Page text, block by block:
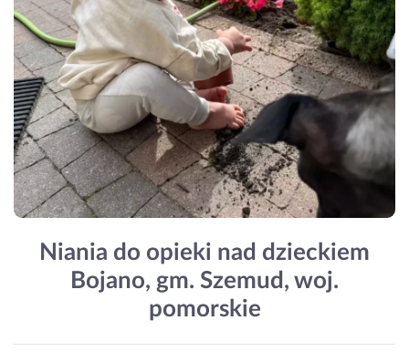
Niania do opieki nad dzieckiem
Bojano, gm. Szemud, woj.
pomorskie